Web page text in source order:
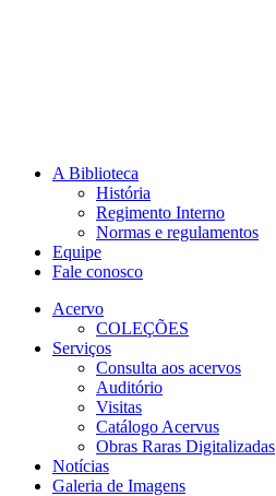
A Biblioteca
História
Regimento Interno
Normas e regulamentos
Equipe
Fale conosco
Acervo
COLEÇÕES
Serviços
Consulta aos acervos
Auditório
Visitas
Catálogo Acervus
Obras Raras Digitalizadas
Notícias
Galeria de Imagens